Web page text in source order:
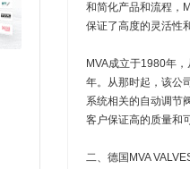
和简化产品和流程，
保证了高度的灵活性
MVA成立于1980年
年。从那时起，该公
系统相关的自动调节
客户保证高的质量和
二、德国MVA